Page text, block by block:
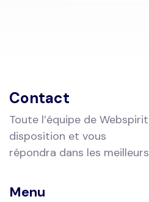
Contact
Toute l’équipe de
disposition et vous
répondra dans les
Menu